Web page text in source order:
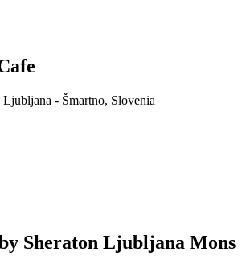
- Šmartno, Slovenia
Sheraton Ljubljana Mons